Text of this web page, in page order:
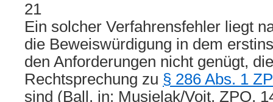
21
Ein solcher Verfahrensfehler liegt
die Beweiswürdigung in dem
den Anforderungen nicht genügt,
Rechtsprechung zu § 286 Abs. 1
sind (Ball, in: Musielak/Voit, ZPO,